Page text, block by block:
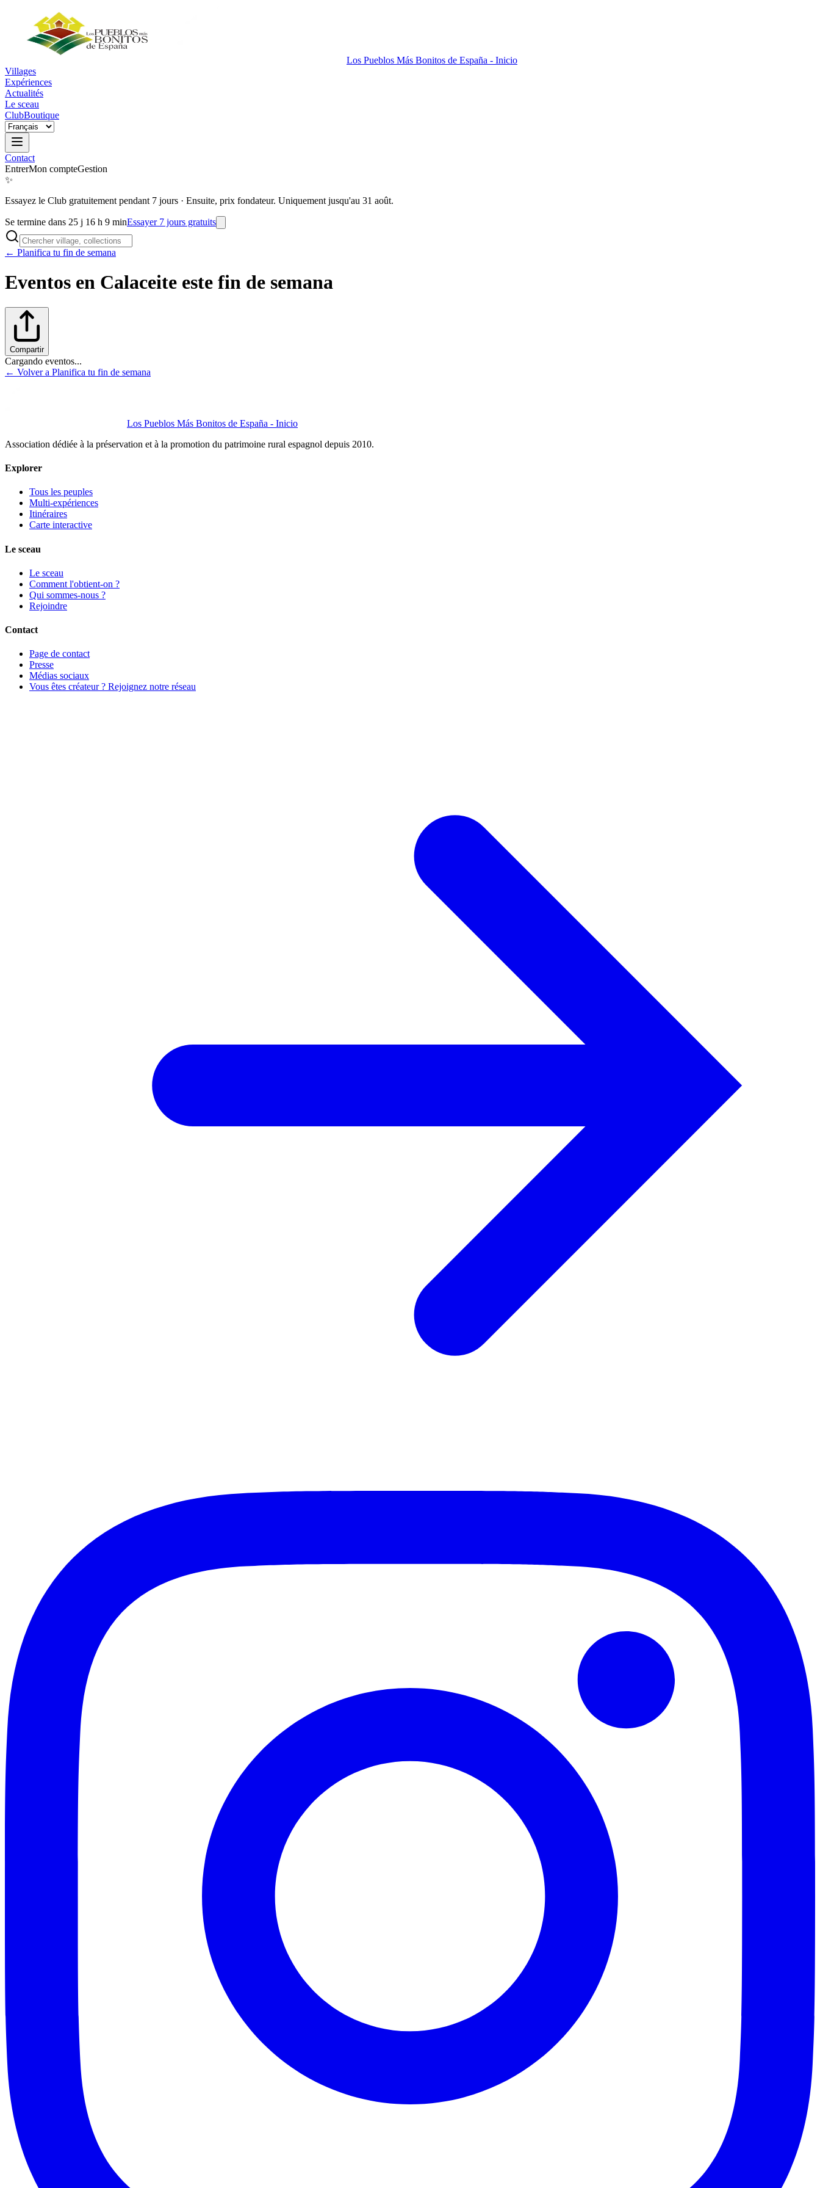
Los Pueblos Más Bonitos de España - Inicio
Villages
Expériences
Actualités
Le sceau
ClubBoutique
Contact
EntrerMon compteGestion
✨
Essayez le Club gratuitement pendant 7 jours · Ensuite, prix fondateur. Uniquement jusqu'au 31 août.
Se termine dans 25 j 16 h 9 minEssayer 7 jours gratuits
← Planifica tu fin de semana
Eventos en Calaceite este fin de semana
Compartir
Cargando eventos...
← Volver a Planifica tu fin de semana
Los Pueblos Más Bonitos de España - Inicio
Association dédiée à la préservation et à la promotion du patrimoine rural espagnol depuis 2010.
Explorer
Tous les peuples
Multi-expériences
Itinéraires
Carte interactive
Le sceau
Le sceau
Comment l'obtient-on ?
Qui sommes-nous ?
Rejoindre
Contact
Page de contact
Presse
Médias sociaux
Vous êtes créateur ? Rejoignez notre réseau